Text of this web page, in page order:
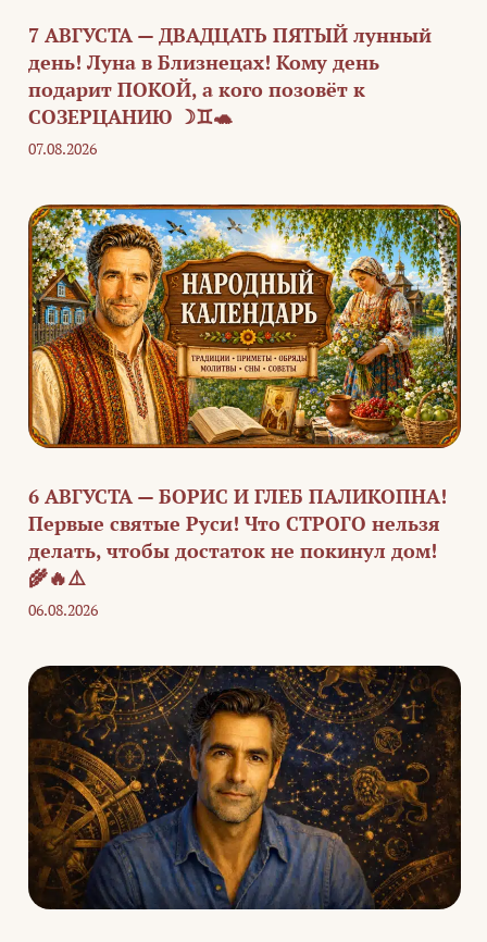
7 АВГУСТА — ДВАДЦАТЬ ПЯТЫЙ лунный
день! Луна в Близнецах! Кому день
подарит ПОКОЙ, а кого позовёт к
СОЗЕРЦАНИЮ ☽♊🐢
07.08.2026
6 АВГУСТА — БОРИС И ГЛЕБ ПАЛИКОПНА!
Первые святые Руси! Что СТРОГО нельзя
делать, чтобы достаток не покинул дом!
🌾🔥⚠️
06.08.2026